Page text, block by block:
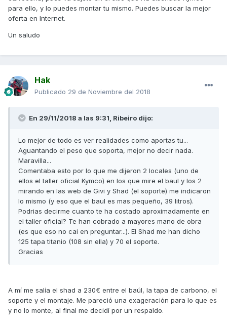
Gracias
para ello, y lo puedes montar tu mismo. Puedes buscar la mejor
oferta en Internet.
Un saludo
Hak
Publicado 29 de Noviembre del 2018
En 29/11/2018 a las 9:31, Ribeiro dijo:
Lo mejor de todo es ver realidades como aportas tu...
Aguantando el peso que soporta, mejor no decir nada.
Maravilla...
Comentaba esto por lo que me dijeron 2 locales (uno de
ellos el taller oficial Kymco) en los que mire el baul y los 2
mirando en las web de Givi y Shad (el soporte) me indicaron
lo mismo (y eso que el baul es mas pequeño, 39 litros).
Podrias decirme cuanto te ha costado aproximadamente en
el taller oficial? Te han cobrado a mayores mano de obra
(es que eso no cai en preguntar...). El Shad me han dicho
125 tapa titanio (108 sin ella) y 70 el soporte.
Gracias
A mí me salía el shad a 230€ entre el baúl, la tapa de carbono, el
soporte y el montaje. Me pareció una exageración para lo que es
y no lo monte, al final me decidí por un respaldo.